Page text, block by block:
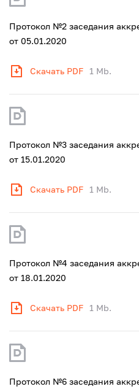
Протокол №2 заседания
от 05.01.2020
Скачать PDF 1 Mb.
Протокол №3 заседания
от 15.01.2020
Скачать PDF 1 Mb.
Протокол №4 заседания
от 18.01.2020
Скачать PDF 1 Mb.
Протокол №6 заседания